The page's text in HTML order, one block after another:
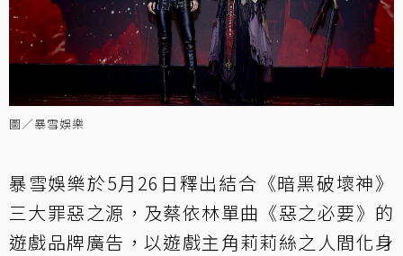
圖／暴雪娛樂
暴雪娛樂於5月26日釋出結合《暗黑破壞神》
三大罪惡之源，及蔡依林單曲《惡之必要》的
遊戲品牌廣告，以遊戲主角莉莉絲之人間化身